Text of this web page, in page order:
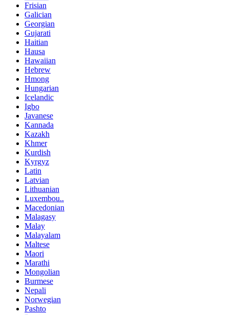
Frisian
Galician
Georgian
Gujarati
Haitian
Hausa
Hawaiian
Hebrew
Hmong
Hungarian
Icelandic
Igbo
Javanese
Kannada
Kazakh
Khmer
Kurdish
Kyrgyz
Latin
Latvian
Lithuanian
Luxembou..
Macedonian
Malagasy
Malay
Malayalam
Maltese
Maori
Marathi
Mongolian
Burmese
Nepali
Norwegian
Pashto